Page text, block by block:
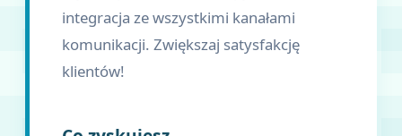
integracja ze wszystkimi kanałami
komunikacji. Zwiększaj satysfakcję
klientów!